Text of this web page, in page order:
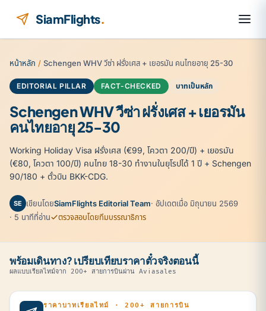
SiamFlights.
หน้าหลัก / Schengen WHV วีซ่า ฝรั่งเศส + เยอรมัน คนไทยอายุ 25-30
EDITORIAL PILLAR FACT-CHECKED บาทเป็นหลัก
Schengen WHV วีซ่า ฝรั่งเศส + เยอรมัน
คนไทยอายุ 25-30
Working Holiday Visa ฝรั่งเศส (€99, โควตา 200/ปี) + เยอรมัน
(€80, โควตา 100/ปี) คนไทย 18-30 ทำงานในยุโรปได้ 1 ปี + Schengen
90/180 + ตั๋วบิน BKK-CDG.
SE เขียนโดยSiamFlights Editorial Team· อัปเดตเมื่อ มิถุนายน 2569
· 5 นาทีที่อ่าน
ตรวจสอบโดยทีมบรรณาธิการ
พร้อมเดินทาง? เปรียบเทียบราคาตั๋วจริงตอนนี้
ผลแบบเรียลไทม์จาก 200+ สายการบินผ่าน Aviasales
ราคาบาทเรียลไทม์ · 200+ สายการบิน